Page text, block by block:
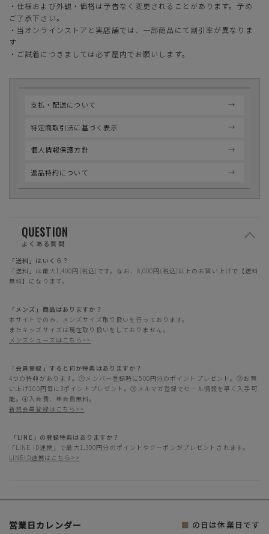
・仕様および外観・価格は予告なく変更されることがあります。予め
ご了承下さい。
・当オンラインストアと実店舗では、一部商品にて割引率が異なりま
す
・ご試着につきましては必ず屋内でお願いします。
支払・配送について
特定商取引法に基づく表示
個人情報保護方針
返品特約について
QUESTION
よくある質問
「送料」はいくら？
「送料」は最大1,400円(税込)です。なお、8,000円(税込)以上のお買い上げで【送料
無料】になります。
「メンズ」商品はありますか？
本サイトでのみ、メンズサイズ取り扱いを行っております。
またキッズサイズは現在取り扱いをしておりません。
メンズシューズはこちら>>
「会員登録」すると何か特典はありますか？
4つの特典があります。①メンバー登録時に500円分のポイントプレゼント。②お買
い上げ100円毎に3ポイントプレゼント。③メルマガ登録でセール情報を早く入手可
能。④入会費、年会費無料。
新規会員登録はこちら>>
「LINE」の登録特典はありますか？
「LINE ID連携」で最大1,300円分のポイントやクーポンがプレゼントされます。
LINEID連携はこちら>>
営業日カレンダー ■ の日は休業日です